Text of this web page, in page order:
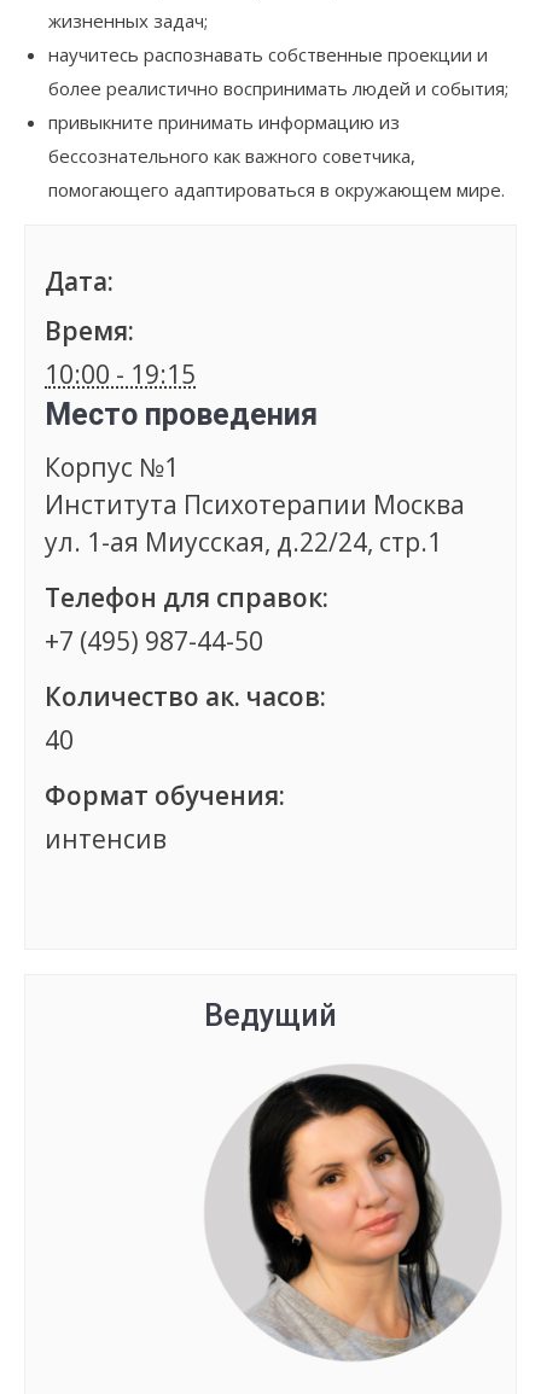
жизненных задач;
научитесь распознавать собственные проекции и
более реалистично воспринимать людей и события;
привыкните принимать информацию из
бессознательного как важного советчика,
помогающего адаптироваться в окружающем мире.
Дата:
Время:
10:00 - 19:15
Место проведения
Корпус №1
Института Психотерапии Москва
ул. 1-ая Миусская, д.22/24, стр.1
Телефон для справок:
+7 (495) 987-44-50
Количество ак. часов:
40
Формат обучения:
интенсив
Ведущий